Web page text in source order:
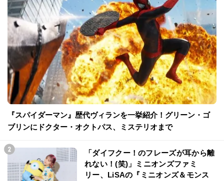
『スパイダーマン』歴代ヴィランを一挙紹介！グリーン・ゴ
ブリンにドクター・オクトパス、ミステリオまで
「ダイフクー！のフレーズが耳から離
れない！(笑)」ミニオンズファミ
リー、LiSAの『ミニオンズ＆モンス